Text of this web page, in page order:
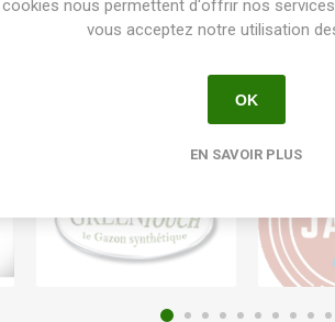
nous permettent d'offrir nos
vous acceptez notre utilisation
OK
EN SAVOIR PLUS